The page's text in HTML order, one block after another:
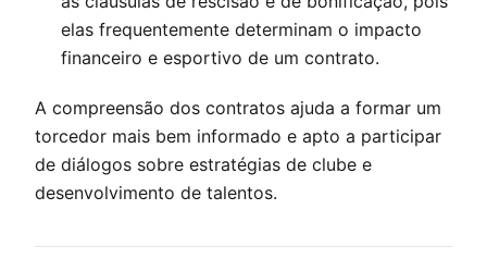
elas frequentemente determinam o impacto
financeiro e esportivo de um contrato.
A compreensão dos contratos ajuda a formar um
torcedor mais bem informado e apto a participar
de diálogos sobre estratégias de clube e
desenvolvimento de talentos.